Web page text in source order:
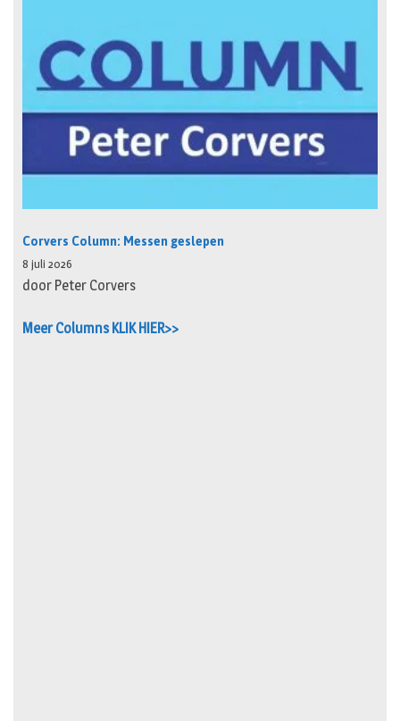
Corvers Column: Messen geslepen
8 juli 2026
door Peter Corvers
Meer Columns KLIK HIER>>